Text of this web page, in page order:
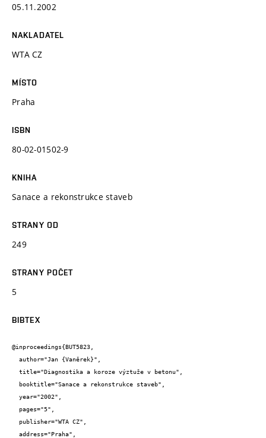
05.11.2002
NAKLADATEL
WTA CZ
MÍSTO
Praha
ISBN
80-02-01502-9
KNIHA
Sanace a rekonstrukce staveb
STRANY OD
249
STRANY POČET
5
BIBTEX
@inproceedings{BUT5823,